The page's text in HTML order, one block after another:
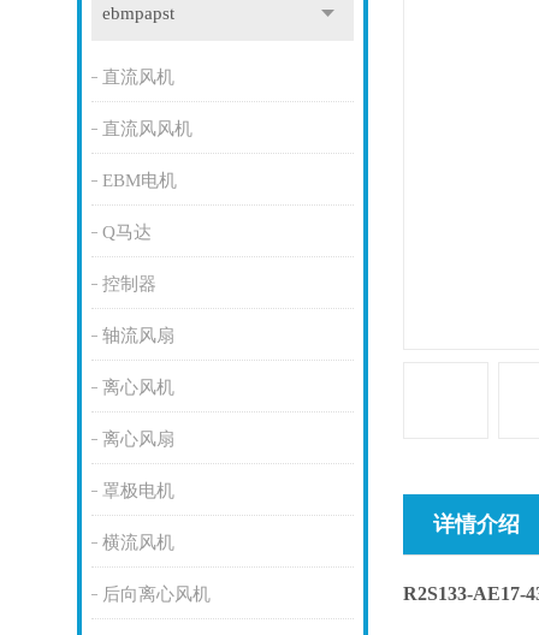
ebmpapst
直流风机
直流风风机
EBM电机
Q马达
控制器
轴流风扇
离心风机
离心风扇
罩极电机
横流风机
后向离心风机
详情介绍
R2S133-AE17-